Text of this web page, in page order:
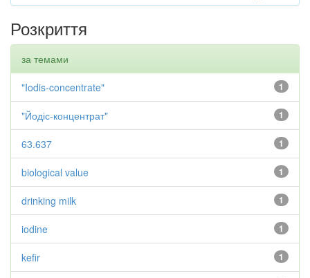
Розкриття
за темами
1
"Iodis-concentrate"
1
"Йодіс-концентрат"
1
63.637
1
biological value
1
drinking milk
1
iodine
1
kefir